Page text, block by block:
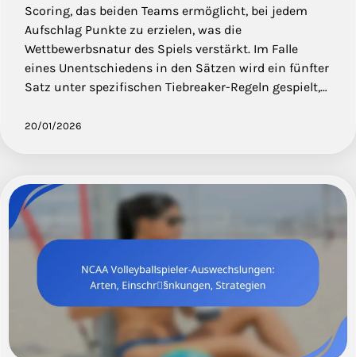
Scoring, das beiden Teams ermöglicht, bei jedem
Aufschlag Punkte zu erzielen, was die
Wettbewerbsnatur des Spiels verstärkt. Im Falle
eines Unentschiedens in den Sätzen wird ein fünfter
Satz unter spezifischen Tiebreaker-Regeln gespielt,…
20/01/2026